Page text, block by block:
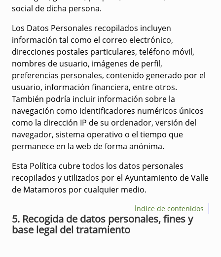
social de dicha persona.
Los Datos Personales recopilados incluyen
información tal como el correo electrónico,
direcciones postales particulares, teléfono móvil,
nombres de usuario, imágenes de perfil,
preferencias personales, contenido generado por el
usuario, información financiera, entre otros.
También podría incluir información sobre la
navegación como identificadores numéricos únicos
como la dirección IP de su ordenador, versión del
navegador, sistema operativo o el tiempo que
permanece en la web de forma anónima.
Esta Política cubre todos los datos personales
recopilados y utilizados por el Ayuntamiento de Valle
de Matamoros por cualquier medio.
Índice de contenidos
5. Recogida de datos personales, fines y
base legal del tratamiento